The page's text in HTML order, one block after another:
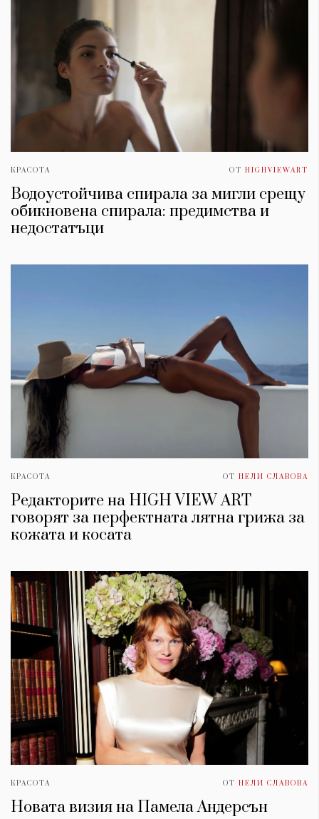
КРАСОТА ОТ HIGHVIEWART
Водоустойчива спирала за мигли срещу
обикновена спирала: предимства и
недостатъци
КРАСОТА ОТ НЕЛИ СЛАВОВА
Редакторите на HIGH VIEW ART
говорят за перфектната лятна грижа за
кожата и косата
КРАСОТА ОТ НЕЛИ СЛАВОВА
Новата визия на Памела Андерсън